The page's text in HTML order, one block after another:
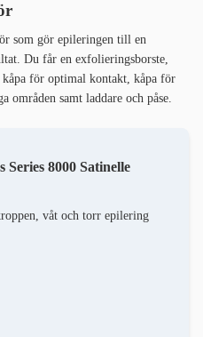
som gör epileringen till en
Du får en exfolieringsborste,
för optimal kontakt, kåpa för
samt laddare och påse.
8000 Satinelle
våt och torr epilering